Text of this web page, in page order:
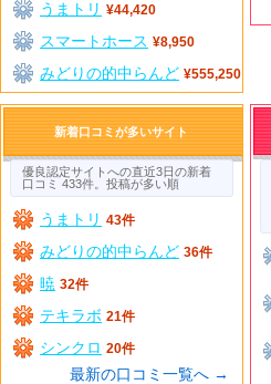
うまトリ ¥44,420
スマートホース ¥8,950
みどりの的中らんど ¥555,250
新着口コミが多いサイト
優良認定サイトへの直近3日の新着
口コミ 433件。投稿が多い順
うまトリ 43件
みどりの的中らんど 36件
暁 32件
テキラボ 21件
シンクロ 20件
最新の口コミ一覧へ →